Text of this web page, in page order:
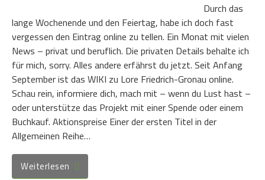
Durch das
lange Wochenende und den Feiertag, habe ich doch fast
vergessen den Eintrag online zu tellen. Ein Monat mit vielen
News – privat und beruflich. Die privaten Details behalte ich
für mich, sorry. Alles andere erfährst du jetzt. Seit Anfang
September ist das WIKI zu Lore Friedrich-Gronau online.
Schau rein, informiere dich, mach mit – wenn du Lust hast –
oder unterstütze das Projekt mit einer Spende oder einem
Buchkauf. Aktionspreise Einer der ersten Titel in der
Allgemeinen Reihe…
Weiterlesen